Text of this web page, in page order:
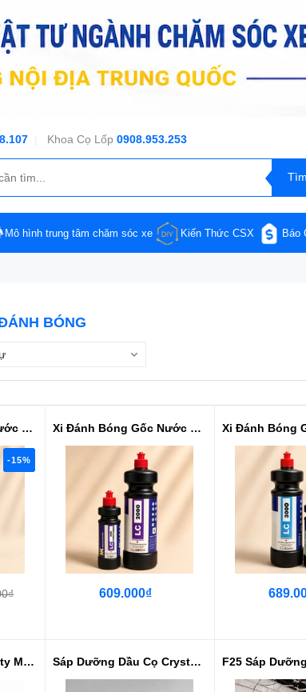
| Khoa Cọ Lốp 0908.953.253
Mô hình trung tâm chăm sóc xe Kiến Thức CSX Báo
BÓNG
Xi Đánh Bóng Gốc Nước Cao Cấp #N...
-15%
Xi Đánh Bóng Gốc Nước Cao Cấp #N...
609.000₫
F25 Sáp Dưỡng Scarity Master Sáp Dưỡng Dầu Cọ Crystalline WAX NK